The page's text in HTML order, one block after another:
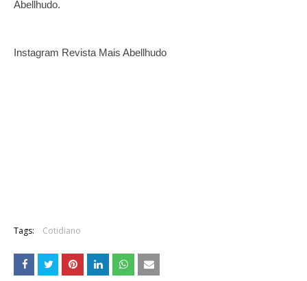
Abellhudo.
Instagram Revista Mais Abellhudo
Tags: Cotidiano